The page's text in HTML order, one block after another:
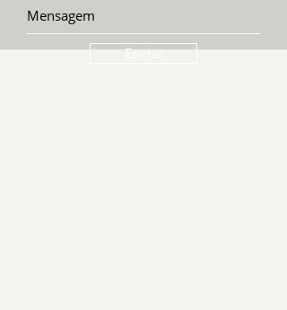
Enviar